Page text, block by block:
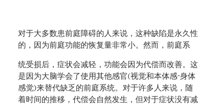
对于大多数患前庭障碍的人来说，这种缺陷是永久性
的，因为前庭功能的恢复量非常小。然而，前庭系
统受损后，症状会减轻，功能会因为代偿而改善。这
是因为大脑学会了使用其他感官(视觉和本体感-身体
感觉)来替代缺乏的前庭系统。对于许多人来说，随
着时间的推移，代偿会自然发生，但对于症状没有减